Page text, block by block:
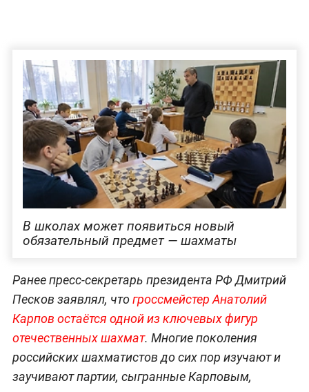
В школах может появиться новый
обязательный предмет — шахматы
Ранее пресс-секретарь президента РФ Дмитрий
Песков заявлял, чтогроссмейстер Анатолий
Карпов остаётся одной из ключевых фигур
отечественных шахмат. Многие поколения
российских шахматистов до сих пор изучают и
заучивают партии, сыгранные Карповым,